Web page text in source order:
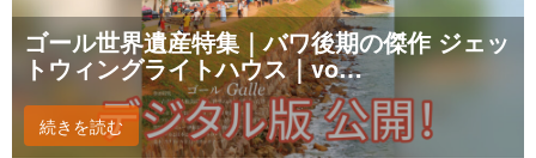
ゴール世界遺産特集｜バワ後期の傑作 ジェッ
トウィングライトハウス｜vo…
続きを読む